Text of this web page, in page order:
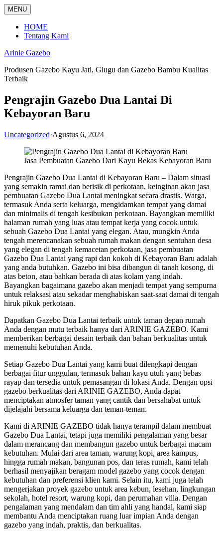
Langsung
ke
konten
MENU
HOME
Tentang Kami
Arinie Gazebo
Produsen Gazebo Kayu Jati, Glugu dan Gazebo Bambu Kualitas
Terbaik
Pengrajin Gazebo Dua Lantai Di
Kebayoran Baru
Uncategorized·Agustus 6, 2024
Jasa Pembuatan Gazebo Dari Kayu Bekas Kebayoran Baru
Pengrajin Gazebo Dua Lantai di Kebayoran Baru – Dalam situasi
yang semakin ramai dan berisik di perkotaan, keinginan akan jasa
pembuatan Gazebo Dua Lantai meningkat secara drastis. Warga,
termasuk Anda serta keluarga, mengidamkan tempat yang damai
dan minimalis di tengah kesibukan perkotaan. Bayangkan memiliki
halaman rumah yang luas atau tempat kerja yang cocok untuk
sebuah Gazebo Dua Lantai yang elegan. Atau, mungkin Anda
tengah merencanakan sebuah rumah makan dengan sentuhan desa
yang elegan di tengah kemacetan perkotaan, jasa pembuatan
Gazebo Dua Lantai yang rapi dan kokoh di Kebayoran Baru adalah
yang anda butuhkan. Gazebo ini bisa dibangun di tanah kosong, di
atas beton, atau bahkan berada di atas kolam yang indah.
Bayangkan bagaimana gazebo akan menjadi tempat yang sempurna
untuk relaksasi atau sekadar menghabiskan saat-saat damai di tengah
hiruk pikuk perkotaan.
Dapatkan Gazebo Dua Lantai terbaik untuk taman depan rumah
Anda dengan mutu terbaik hanya dari ARINIE GAZEBO. Kami
memberikan berbagai desain terbaik dan bahan berkualitas untuk
memenuhi kebutuhan Anda.
Setiap Gazebo Dua Lantai yang kami buat dilengkapi dengan
berbagai fitur unggulan, termasuk bahan kayu utuh yang bebas
rayap dan tersedia untuk pemasangan di lokasi Anda. Dengan opsi
gazebo berkualitas dari ARINIE GAZEBO, Anda dapat
menciptakan atmosfer taman yang cantik dan bersahabat untuk
dijelajahi bersama keluarga dan teman-teman.
Kami di ARINIE GAZEBO tidak hanya terampil dalam membuat
Gazebo Dua Lantai, tetapi juga memiliki pengalaman yang besar
dalam merancang dan membangun gazebo untuk berbagai macam
kebutuhan. Mulai dari area taman, warung kopi, area kampus,
hingga rumah makan, bangunan pos, dan teras rumah, kami telah
berhasil menyajikan beragam model gazebo yang cocok dengan
kebutuhan dan preferensi klien kami. Selain itu, kami juga telah
mengerjakan proyek gazebo untuk area kebun, lesehan, lingkungan
sekolah, hotel resort, warung kopi, dan perumahan villa. Dengan
pengalaman yang mendalam dan tim ahli yang handal, kami siap
membantu Anda menciptakan ruang luar impian Anda dengan
gazebo yang indah, praktis, dan berkualitas.